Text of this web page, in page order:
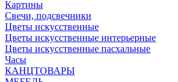
Картины
Свечи, подсвечники
Цветы искусственные
Цветы искусственные интерьерные
Цветы искусственные пасхальные
Часы
КАНЦТОВАРЫ